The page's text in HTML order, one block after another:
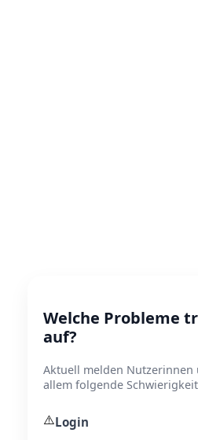
Welche Probleme
auf?
Aktuell melden Nutzerinnen
allem folgende
⚠️Login